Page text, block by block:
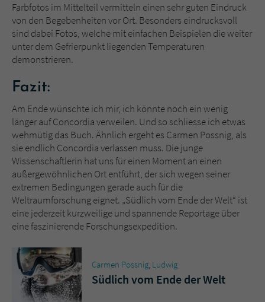
Farbfotos im Mittelteil vermitteln einen sehr guten Eindruck
von den Begebenheiten vor Ort. Besonders eindrucksvoll
sind dabei Fotos, welche mit einfachen Beispielen die weiter
unter dem Gefrierpunkt liegenden Temperaturen
demonstrieren.
Fazit:
Am Ende wünschte ich mir, ich könnte noch ein wenig
länger auf Concordia verweilen. Und so schliesse ich etwas
wehmütig das Buch. Ähnlich ergeht es Carmen Possnig, als
sie endlich Concordia verlassen muss. Die junge
Wissenschaftlerin hat uns für einen Moment an einen
außergewöhnlichen Ort entführt, der sich wegen seiner
extremen Bedingungen gerade auch für die
Weltraumforschung eignet. „Südlich vom Ende der Welt“ ist
eine jederzeit kurzweilige und spannende Reportage über
eine faszinierende Forschungsexpedition.
Carmen Possnig, Ludwig
Südlich vom Ende der Welt